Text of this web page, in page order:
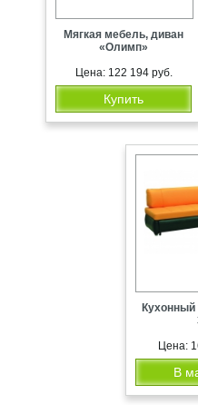
Мягкая мебель, диван
«Олимп»
Цена: 122 194 руб.
Купить
Кухонный
Цена:
В